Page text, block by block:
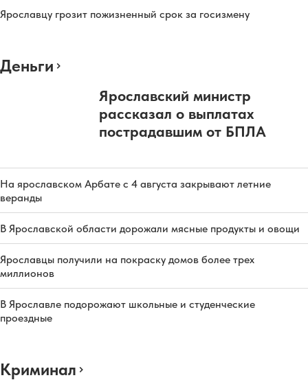
Ярославцу грозит пожизненный срок за госизмену
Деньги
Ярославский министр
рассказал о выплатах
пострадавшим от БПЛА
На ярославском Арбате с 4 августа закрывают летние
веранды
В Ярославской области дорожали мясные продукты и овощи
Ярославцы получили на покраску домов более трех
миллионов
В Ярославле подорожают школьные и студенческие
проездные
Криминал